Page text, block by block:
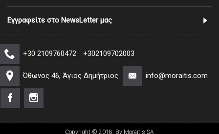
Εγγραφείτε στο NewsLetter μας
+30 2109760472 +302109702003
Όθωνος 46, Άγιος Δημήτριος info@moraitis.com
Copyright © 2018, By Moraitis SA